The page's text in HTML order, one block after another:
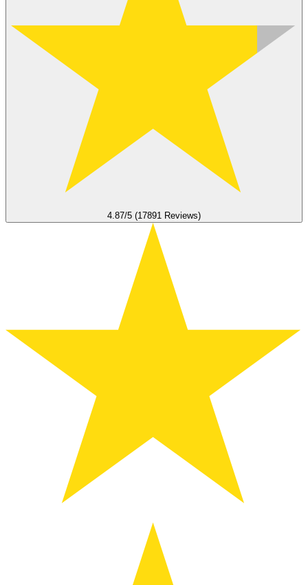
4.87/5 (17891 Reviews)